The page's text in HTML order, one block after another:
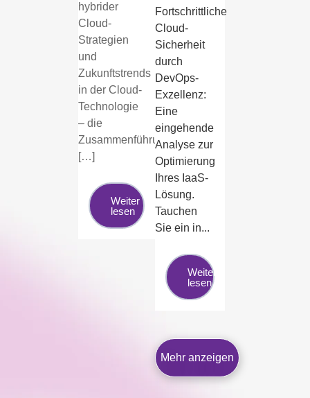
hybrider
Cloud-
Strategien
und
Zukunftstrends
in der Cloud-
Technologie
– die
Zusammenführung
[…]
Weiter
lesen
Fortschrittliche
Cloud-
Sicherheit
durch
DevOps-
Exzellenz:
Eine
eingehende
Analyse zur
Optimierung
Ihres IaaS-
Lösung.
Tauchen
Sie ein in...
Weiter
lesen
Mehr anzeigen